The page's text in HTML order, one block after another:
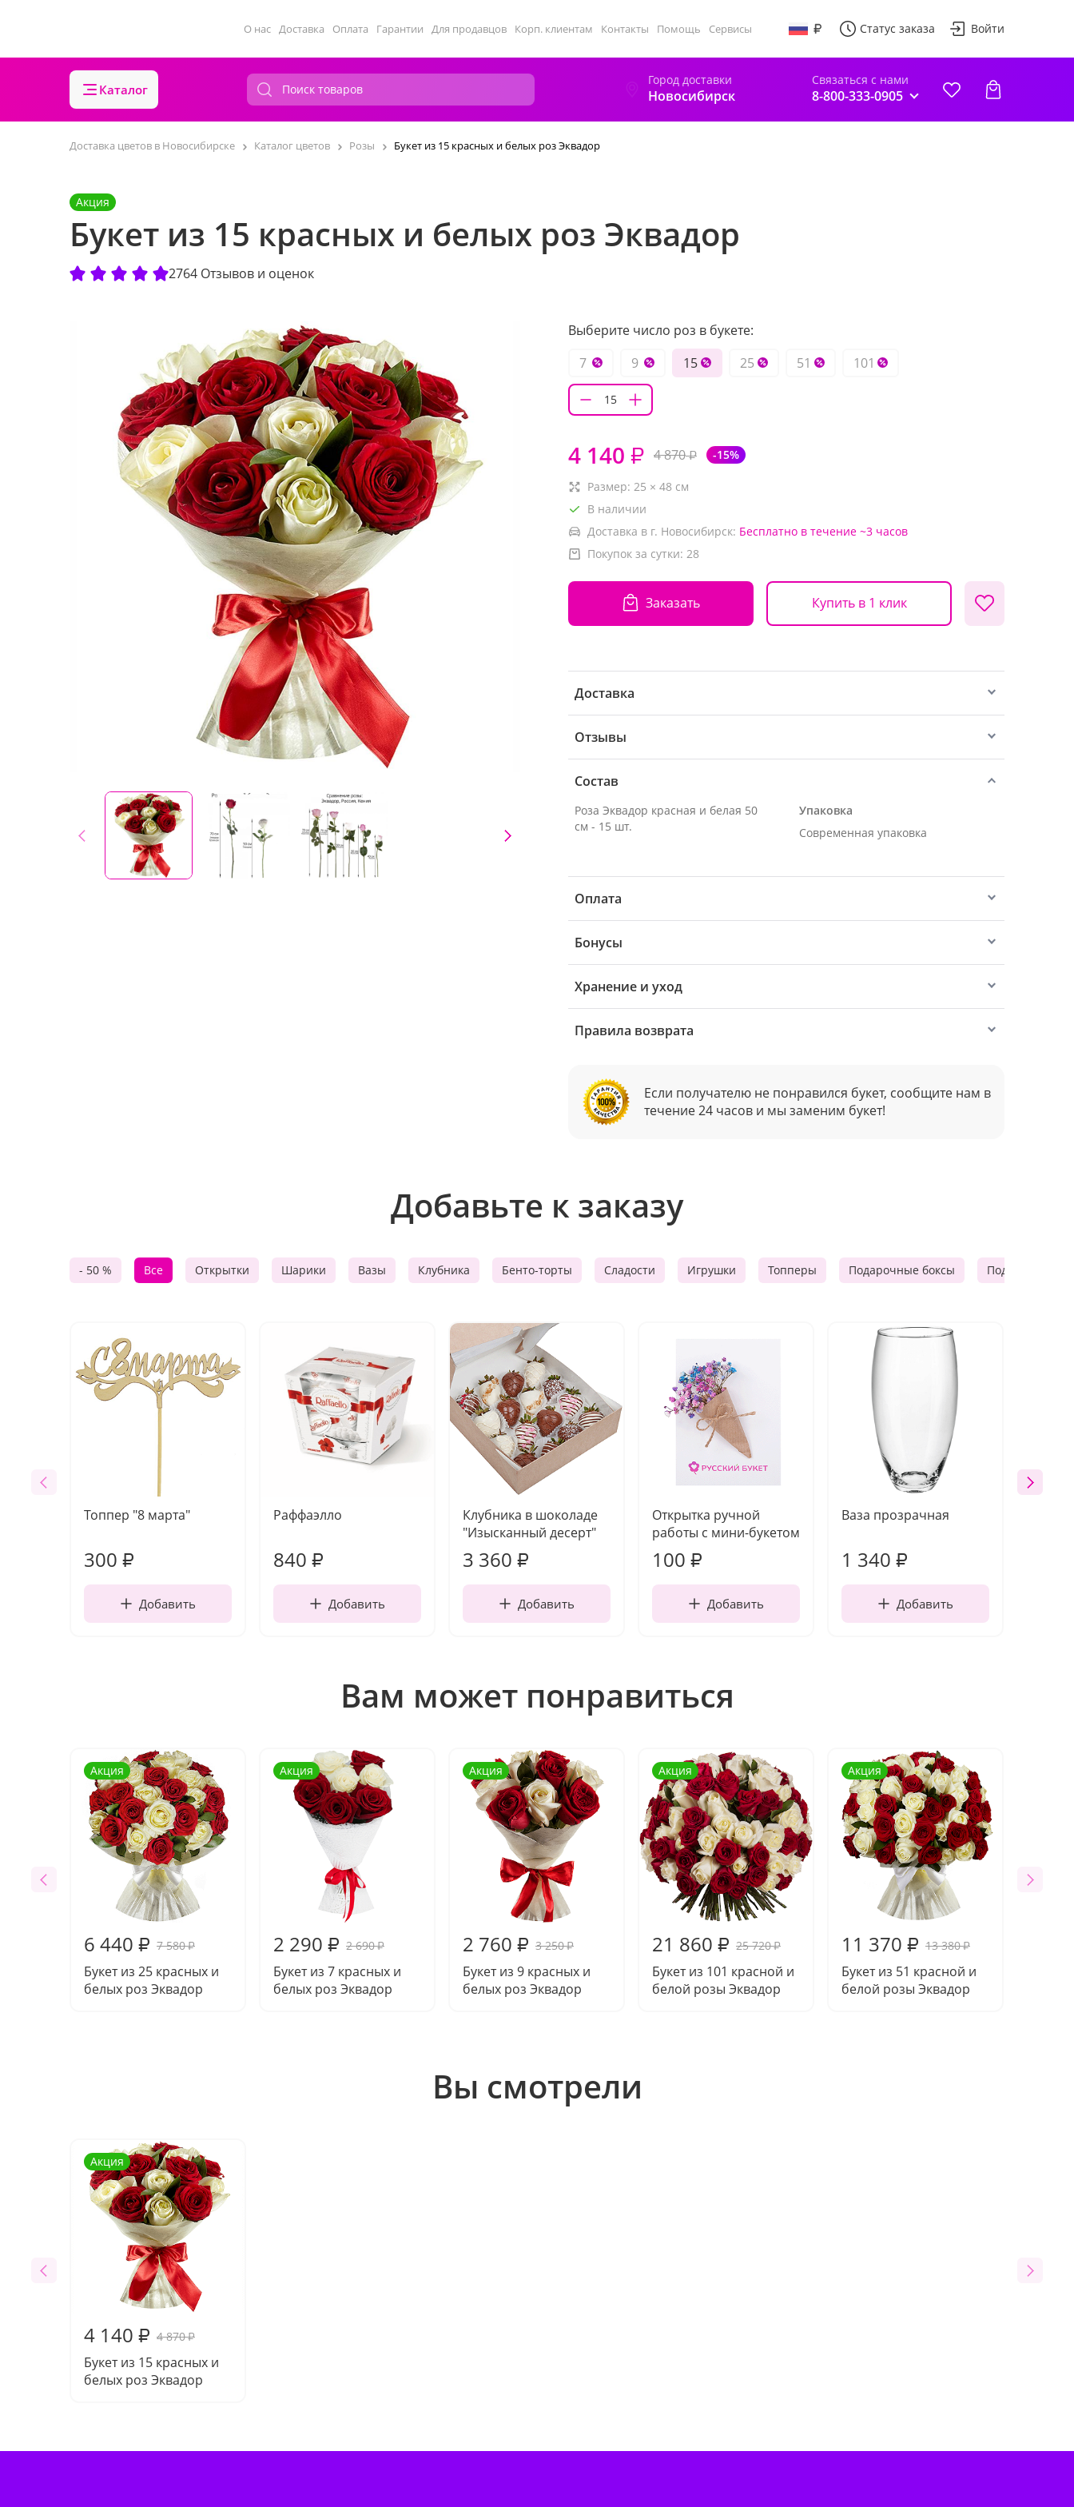
О нас Доставка Оплата Гарантии Для продавцов Корп. клиентам Контакты Помощь Сервисы Статус заказа Войти
Каталог
Город доставки
Новосибирск
Связаться с нами
8-800-333-0905
Доставка цветов в Новосибирске Каталог цветов Розы Букет из 15 красных и белых роз Эквадор
Акция
Букет из 15 красных и белых роз Эквадор
2764 Отзывов и оценок
Выберите число роз в букете:
7
9 15 25 51 101
4 140 ₽ 4 870₽ -15%
Размер: 25 × 48 см
В наличии
Доставка в г. Новосибирск: Бесплатно в течение ~3 часов
Покупок за сутки: 28
Заказать Купить в 1 клик
Доставка
Отзывы
Состав
Роза Эквадор красная и белая 50
см - 15 шт.
Упаковка
Современная упаковка
Оплата
Бонусы
Хранение и уход
Правила возврата
Если получателю не понравился букет, сообщите нам в
течение 24 часов и мы заменим букет!
Добавьте к заказу
- 50 % Все Открытки Шарики Вазы Клубника Бенто-торты Сладости Игрушки Топперы Подарочные боксы Подарочные
Топпер "8 марта"
300 ₽
Добавить
Раффаэлло
840 ₽
Добавить
Клубника в шоколаде
"Изысканный десерт"
3 360 ₽
Добавить
Открытка ручной
работы с мини-букетом
100 ₽
Добавить
Ваза прозрачная
1 340 ₽
Добавить
Вам может понравиться
Акция
6 440 ₽ 7 580₽
Букет из 25 красных и
белых роз Эквадор
Акция
2 290 ₽ 2 690₽
Букет из 7 красных и
белых роз Эквадор
Акция
2 760 ₽ 3 250₽
Букет из 9 красных и
белых роз Эквадор
Акция
21 860 ₽ 25 720₽
Букет из 101 красной и
белой розы Эквадор
Акция
11 370 ₽ 13 380₽
Букет из 51 красной и
белой розы Эквадор
Вы смотрели
Акция
4 140 ₽ 4 870₽
Букет из 15 красных и
белых роз Эквадор